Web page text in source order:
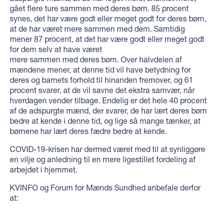
gået flere ture sammen med deres børn. 85 procent
synes, det har være godt eller meget godt for deres børn,
at de har været mere sammen med dem. Samtidig
mener 87 procent, at det har være godt eller meget godt
for dem selv at have været
mere sammen med deres børn. Over halvdelen af
mændene mener, at denne tid vil have betydning for
deres og barnets forhold til hinanden fremover, og 61
procent svarer, at de vil savne det ekstra samvær, når
hverdagen vender tilbage. Endelig er det hele 40 procent
af de adspurgte mænd, der svarer, de har lært deres børn
bedre at kende i denne tid, og lige så mange tænker, at
børnene har lært deres fædre bedre at kende.
COVID-19-krisen har dermed været med til at synliggøre
en vilje og anledning til en mere ligestillet fordeling af
arbejdet i hjemmet.
KVINFO og Forum for Mænds Sundhed anbefale derfor
at: